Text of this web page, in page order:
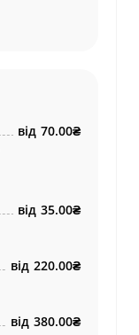
від 70.00₴
від 35.00₴
від 220.00₴
від 380.00₴